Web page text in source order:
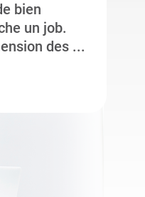
bien
un job.
des ...